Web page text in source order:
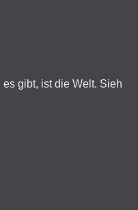
gibt, ist die Welt. Sieh